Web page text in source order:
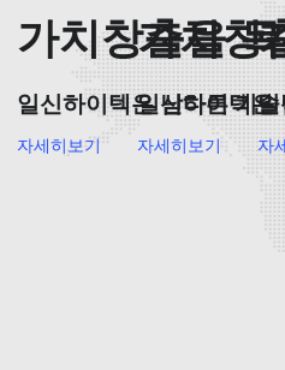
가치창출을
일신하이텍은 남다른 기
자세히보기
가치창
일신하이텍 은
자세히보기
일
자